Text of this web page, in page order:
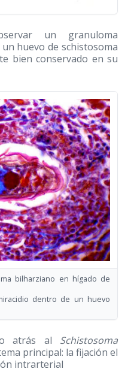
un granuloma
huevo de schistosoma
bien conservado en su
bilharziano en hígado de
dentro de un huevo
atrás al Schistosoma
principal: la fijación el
intrarterial